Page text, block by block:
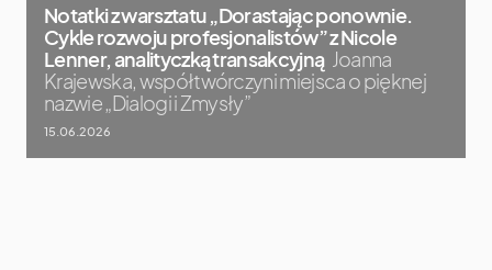
Notatki z warsztatu „Dorastając ponownie.
Cykle rozwoju profesjonalistów” z Nicole
Lenner, analityczką transakcyjną Joanna
Krajewska, współtwórczyni miejsca o pięknej
nazwie „Dialogi i Zmysły”
15.06.2026